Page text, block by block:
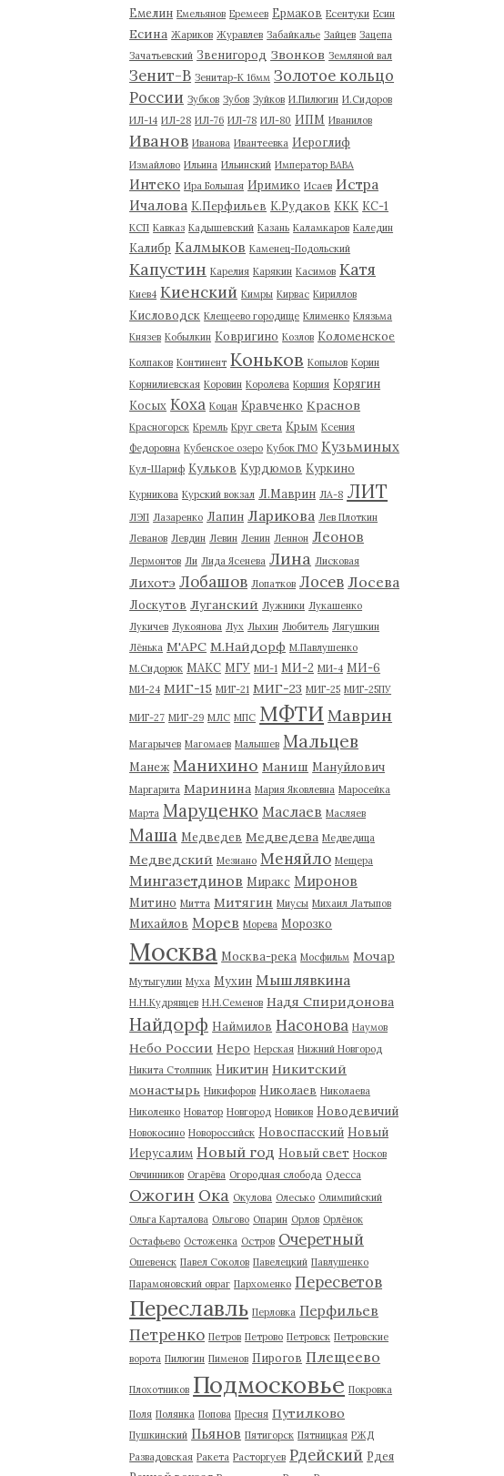
Емелин Емельянов Еремеев Ермаков Есентуки Есин
Есина Жариков Журавлев Забайкалье Зайцев Зацепа
Зачатьевский Звенигород Звонков Земляной вал
Зенит-В Зенитар-К 16мм Золотое кольцо
России Зубков Зубов Зуйков И.Пилюгин И.Сидоров
ИЛ-14 ИЛ-28 ИЛ-76 ИЛ-78 ИЛ-80 ИПМ Иванилов
Иванов Иванова Ивантеевка Иероглиф
Измайлово Ильина Ильинский Император ВАВА
Интеко Ира Большая Иримико Исаев Истра
Ичалова К.Перфильев К.Рудаков ККК КС-1
КСП Кавказ Кадышевский Казань Каламкаров Каледин
Калибр Калмыков Каменец-Подольский
Капустин Карелия Карякин Касимов Катя
Киев4 Киенский Кимры Кирвас Кириллов
Кисловодск Клещеево городище Клименко Клязьма
Князев Кобылкин Ковригино Козлов Коломенское
Колпаков Континент Коньков Копылов Корин
Корнилиевская Коровин Королева Коршия Корягин
Косых Коха Коцан Кравченко Краснов
Красногорск Кремль Круг света Крым Ксения
Федоровна Кубенское озеро Кубок ГМО Кузьминых
Кул-Шариф Кульков Курдюмов Куркино
Курникова Курский вокзал Л.Маврин ЛА-8 ЛИТ
ЛЭП Лазаренко Лапин Ларикова Лев Плоткин
Леванов Левдин Левин Ленин Леннон Леонов
Лермонтов Ли Лида Ясенева Лина Лисковая
Лихотэ Лобашов Лопатков Лосев Лосева
Лоскутов Луганский Лужники Лукашенко
Лукичев Лукоянова Лух Лыхин Любитель Лягушкин
Лёнька М'АРС М.Найдорф М.Павлушенко
М.Сидорюк МАКС МГУ МИ-1 МИ-2 МИ-4 МИ-6
МИ-24 МИГ-15 МИГ-21 МИГ-23 МИГ-25 МИГ-25ПУ
МИГ-27 МИГ-29 МЛС МПС МФТИ Маврин
Магарычев Магомаев Малышев Мальцев
Манеж Манихино Маниш Мануйлович
Маргарита Маринина Мария Яковлевна Маросейка
Марта Маруценко Маслаев Масляев
Маша Медведев Медведева Медведица
Медведский Мезиано Меняйло Мещера
Мингазетдинов Миракс Миронов
Митино Митта Митягин Миусы Михаил Латыпов
Михайлов Морев Морева Морозко
Москва Москва-река Мосфильм Мочар
Мутыгулин Муха Мухин Мышлявкина
Н.Н.Кудрявцев Н.Н.Семенов Надя Спиридонова
Найдорф Наймилов Насонова Наумов
Небо России Неро Нерская Нижний Новгород
Никита Столпник Никитин Никитский
монастырь Никифоров Николаев Николаева
Николенко Новатор Новгород Новиков Новодевичий
Новокосино Новороссийск Новоспасский Новый
Иерусалим Новый год Новый свет Носков
Овчинников Огарёва Огородная слобода Одесса
Ожогин Ока Окулова Олесько Олимпийский
Ольга Карталова Ольгово Опарин Орлов Орлёнок
Остафьево Остоженка Остров Очеретный
Ошевенск Павел Соколов Павелецкий Павлушенко
Парамоновский овраг Пархоменко Пересветов
Переславль Перловка Перфильев
Петренко Петров Петрово Петровск Петровские
ворота Пилюгин Пименов Пирогов Плещеево
Плохотников Подмосковье Покровка
Поля Полянка Попова Пресня Путилково
Пушкинский Пьянов Пятигорск Пятницкая РЖД
Развадовская Ракета Расторгуев Рдейский Рдея